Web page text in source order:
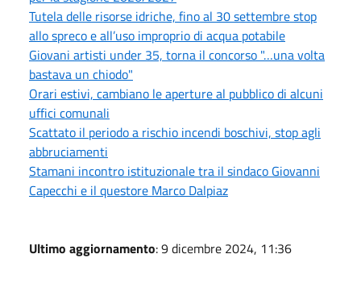
Tutela delle risorse idriche, fino al 30 settembre stop
allo spreco e all’uso improprio di acqua potabile
Giovani artisti under 35, torna il concorso "…una volta
bastava un chiodo"
Orari estivi, cambiano le aperture al pubblico di alcuni
uffici comunali
Scattato il periodo a rischio incendi boschivi, stop agli
abbruciamenti
Stamani incontro istituzionale tra il sindaco Giovanni
Capecchi e il questore Marco Dalpiaz
Ultimo aggiornamento: 9 dicembre 2024, 11:36